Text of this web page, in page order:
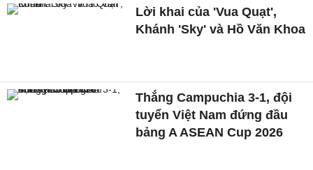
Lời khai của 'Vua Quạt',
Khánh 'Sky' và Hồ Văn Khoa
Thắng Campuchia 3-1, đội
tuyển Việt Nam đứng đầu
bảng A ASEAN Cup 2026